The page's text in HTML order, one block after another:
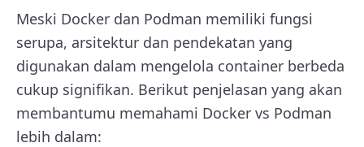
Meski Docker dan Podman memiliki fungsi
serupa, arsitektur dan pendekatan yang
digunakan dalam mengelola container berbeda
cukup signifikan. Berikut penjelasan yang akan
membantumu memahami Docker vs Podman
lebih dalam: